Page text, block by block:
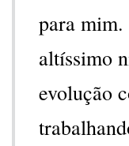
para
altíssimo
evolução